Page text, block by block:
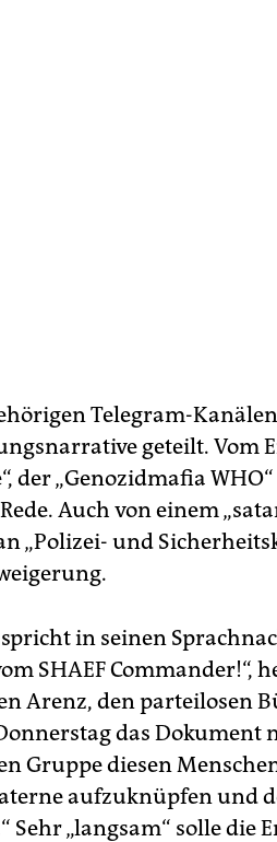
Telegram-Kanälen
geteilt. Vom
der „Genozidmafia
Auch von einem
„Polizei- und
spricht in seinen
SHAEF Commander!“,
Arenz, den parteilosen
das
Gruppe diesen
aufzuknüpfen und
Sehr „langsam“ solle die